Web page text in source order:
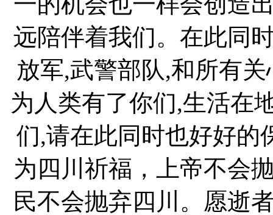
远陪伴着我们。在此同
放军,武警部队,和所有
为人类有了你们,生活在
们,请在此同时也好好的
为四川祈福，上帝不会
民不会抛弃四川。愿逝